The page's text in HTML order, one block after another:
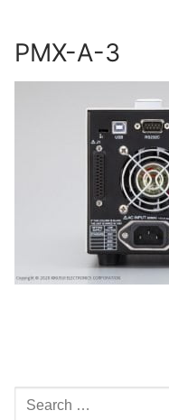
content
PMX-A-3
Search